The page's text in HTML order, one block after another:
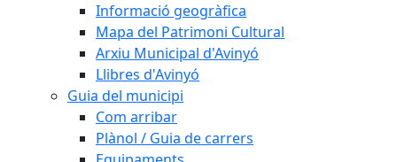
Informació geogràfica
Mapa del Patrimoni Cultural
Arxiu Municipal d'Avinyó
Llibres d'Avinyó
Guia del municipi
Com arribar
Plànol / Guia de carrers